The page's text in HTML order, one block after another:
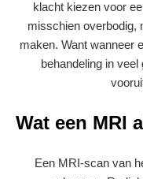
klacht kiezen voor
misschien overbodig,
maken. Want wanneer
behandeling in
Wat een MRI
Een MRI-scan van